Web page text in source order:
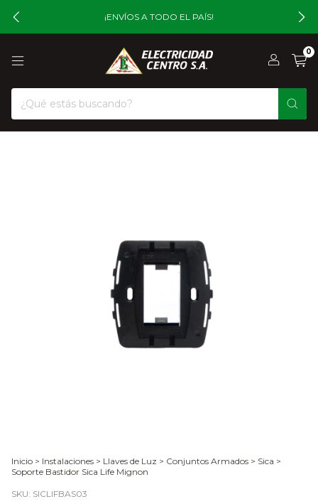
¡ENVÍOS A TODO EL PAÍS!
0
Inicio > Instalaciones > Llaves de Luz > Conjuntos Armados > Sica >
Soporte Bastidor Sica Life Mignon
SKU: SICLIFBAS03